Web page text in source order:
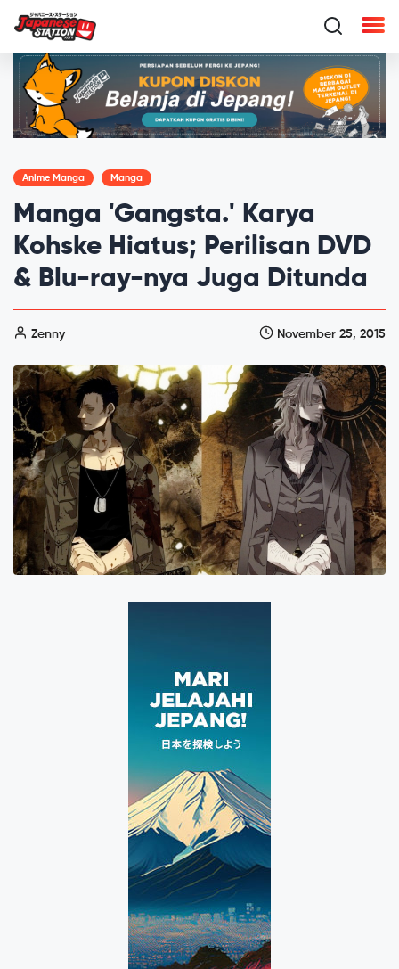
Anime Manga Manga
Manga 'Gangsta.' Karya
Kohske Hiatus; Perilisan DVD
& Blu-ray-nya Juga Ditunda
Zenny November 25, 2015